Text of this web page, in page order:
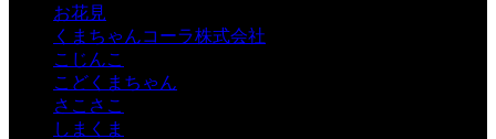
お花見
くまちゃんコーラ株式会社
こじんこ
こどくまちゃん
さこさこ
しまくま